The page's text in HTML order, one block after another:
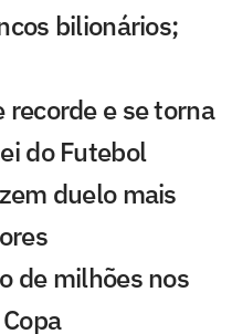
bilionários;
recorde e se torna
do Futebol
duelo mais
de milhões nos